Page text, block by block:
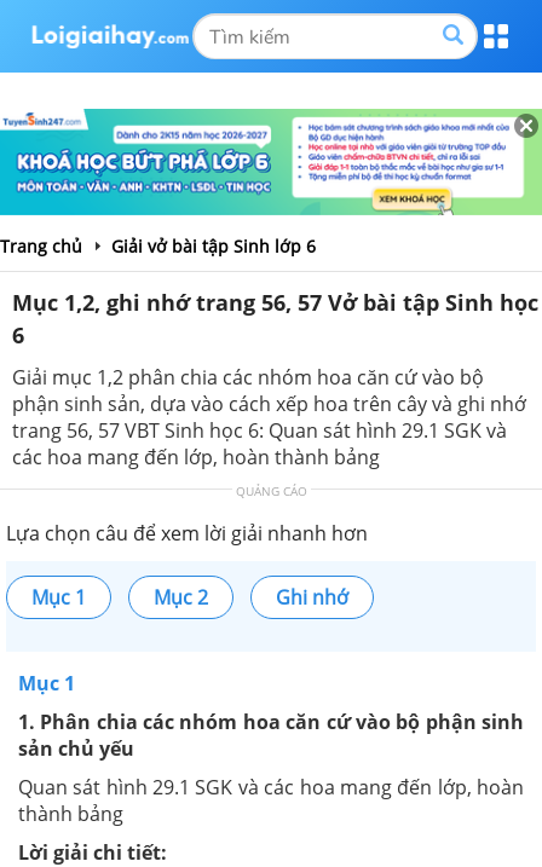
Trang chủ Giải vở bài tập Sinh lớp 6
Mục 1,2, ghi nhớ trang 56, 57 Vở bài tập Sinh học
6
Giải mục 1,2 phân chia các nhóm hoa căn cứ vào bộ
phận sinh sản, dựa vào cách xếp hoa trên cây và ghi nhớ
trang 56, 57 VBT Sinh học 6: Quan sát hình 29.1 SGK và
các hoa mang đến lớp, hoàn thành bảng
QUẢNG CÁO
Lựa chọn câu để xem lời giải nhanh hơn
Mục 1 Mục 2 Ghi nhớ
Mục 1
1. Phân chia các nhóm hoa căn cứ vào bộ phận sinh
sản chủ yếu
Quan sát hình 29.1 SGK và các hoa mang đến lớp, hoàn
thành bảng
Lời giải chi tiết: